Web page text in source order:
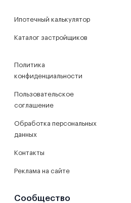
Ипотечный калькулятор
Каталог застройщиков
Политика
конфиденциальности
Пользовательское
соглашение
Обработка персональных
данных
Контакты
Реклама на сайте
Сообщество